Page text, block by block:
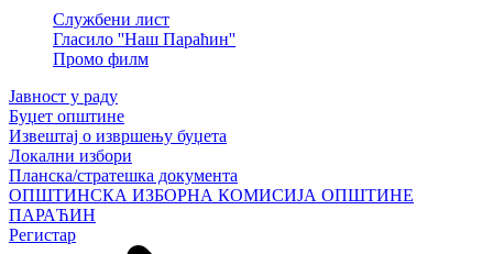
Службени лист
Гласило ''Наш Параћин''
Промо филм
Јавност у раду
Буџет општине
Извештај о извршењу буџета
Локални избори
Планска/стратешка документа
ОПШТИНСКА ИЗБОРНА КОМИСИЈА ОПШТИНЕ
ПАРАЋИН
Регистар